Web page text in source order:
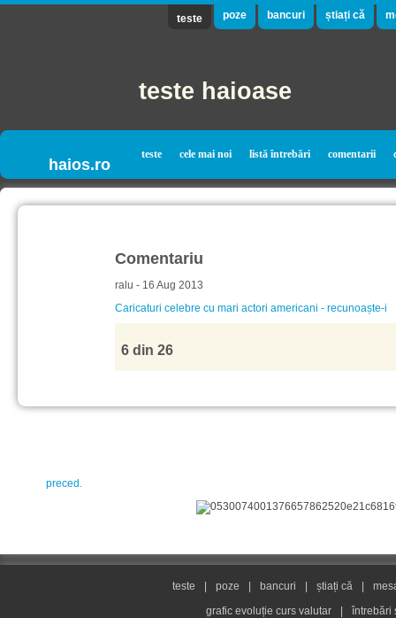
teste poze bancuri știați că
teste haioase
haios.ro
teste cele mai noi listă întrebări comentarii
Comentariu
ralu - 16 Aug 2013
Caricaturi celebre cu mari actori americani - recunoaște-i
6 din 26
preced.
teste poze bancuri știați că
grafic evoluție curs valutar
întrebări